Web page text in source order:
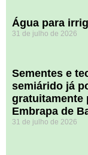
Água para
31 de julho de 2026
Sementes e
semiárido já
gratuitamente
Embrapa de
31 de julho de 2026